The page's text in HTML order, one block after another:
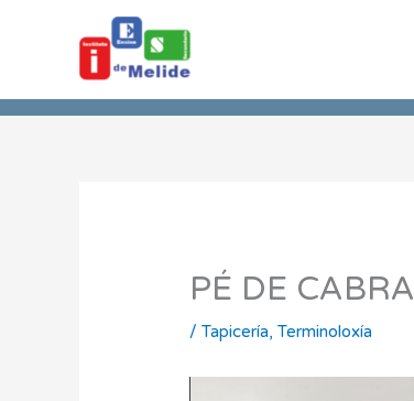
PÉ DE CABRA
/Tapicería,Terminoloxía